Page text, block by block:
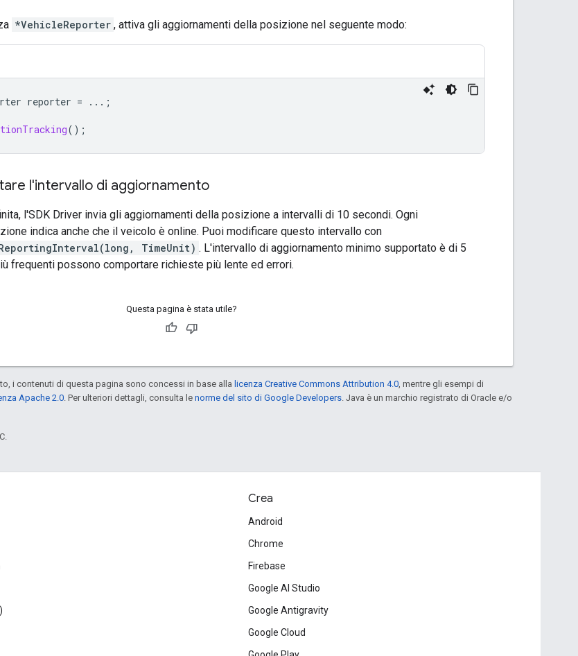
*VehicleReporter , attiva gli aggiornamenti della posizione nel seguente modo:
reporter = ...;
();
l'intervallo di aggiornamento
l'SDK Driver invia gli aggiornamenti della posizione a intervalli di 10 secondi. Ogni
indica anche che il veicolo è online. Puoi modificare questo intervallo con
TimeUnit) . L'intervallo di aggiornamento minimo supportato è di 5
frequenti possono comportare richieste più lente ed errori.
Questa pagina è stata utile?
i contenuti di questa pagina sono concessi in base alla licenza Creative Commons Attribution 4.0 , mentre gli esempi di
Apache 2.0 . Per ulteriori dettagli, consulta le norme del sito di Google Developers . Java è un marchio registrato di Oracle e/o
Crea
Android
Chrome
Firebase
Google AI Studio
Google Antigravity
Google Cloud